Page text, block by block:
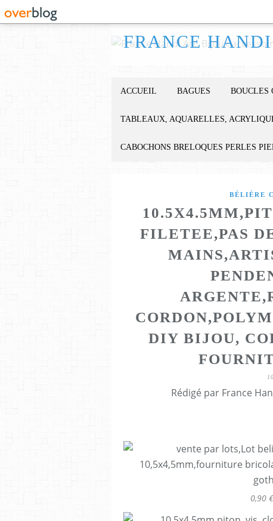
ACCUEIL BAGUES BOUCLES
TABLEAUX, AQUARELLES,
CABOCHONS BRELOQUES PERLES
BÉLIÈRE
FILETEE,PAS
DIY BIJOU,
Rédigé par France
0,90